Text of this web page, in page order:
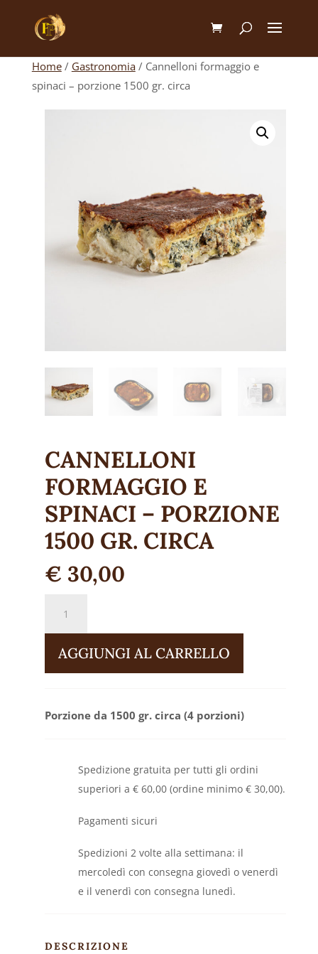
Home/ Gastronomia/ Cannelloni formaggio e
spinaci – porzione 1500 gr. circa
CANNELLONI
FORMAGGIO E
SPINACI – PORZIONE
1500 GR. CIRCA
€ 30,00
spinaci
1500
quantità
AGGIUNGI AL CARRELLO
Porzione da 1500 gr. circa (4 porzioni)
Spedizione gratuita per tutti gli ordini
superiori a € 60,00 (ordine minimo € 30,00).
Pagamenti sicuri
Spedizioni 2 volte alla settimana: il
mercoledì con consegna giovedì o venerdì
e il venerdì con consegna lunedì.
DESCRIZIONE